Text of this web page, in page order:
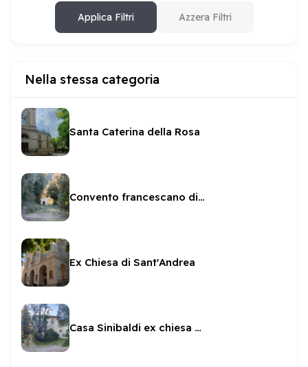
Applica Filtri Azzera Filtri
Nella stessa categoria
Santa Caterina della Rosa
Convento francescano di Sant'Anna
Ex Chiesa di Sant'Andrea
Casa Sinibaldi ex chiesa dei Santi Apostoli